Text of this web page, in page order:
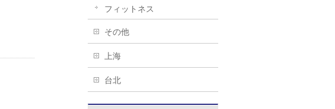
フィットネス
その他
上海
台北